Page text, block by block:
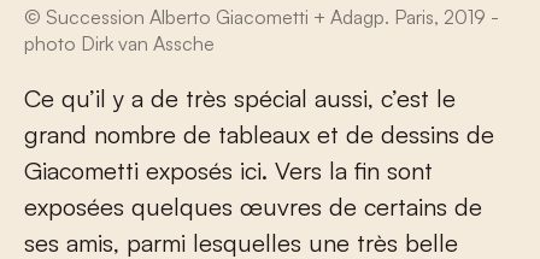
© Succession Alberto Giacometti + Adagp. Paris, 2019 -
photo Dirk van Assche
Ce qu’il y a de très spécial aussi, c’est le
grand nombre de tableaux et de dessins de
Giacometti exposés ici. Vers la fin sont
exposées quelques œuvres de certains de
ses amis, parmi lesquelles une très belle